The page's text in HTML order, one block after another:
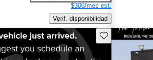
$306/mes est.
Verif. disponibilidad
Guarda este Aviso